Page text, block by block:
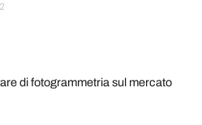
di fotogrammetria sul mercato